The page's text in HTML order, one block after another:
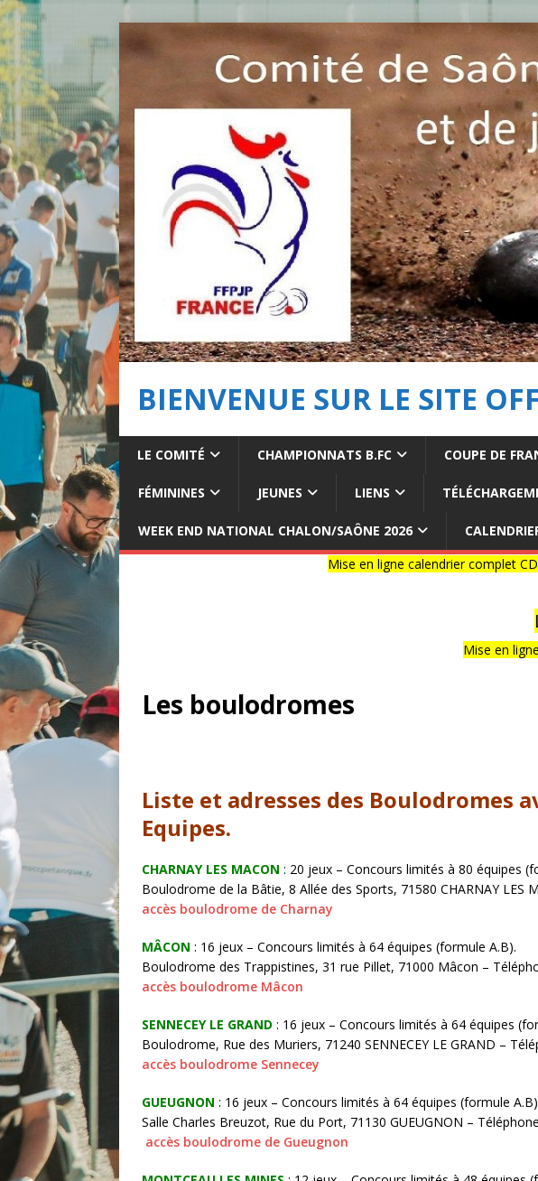
BIENVENUE SUR LE SITE
LE COMITÉ CHAMPIONNATS B.FC COUPE DE
FÉMININES JEUNES LIENS
WEEK END NATIONAL CHALON/SAÔNE 2026
Mise en ligne calendrier complet CD71
La
Mise en ligne
Les boulodromes
Liste et adresses des Boulodromes
Equipes.
CHARNAY LES MACON : 20 jeux – Concours limités à 80 équipes
Boulodrome de la Bâtie, 8 Allée des Sports, 71580 CHARNAY LES
accès boulodrome de Charnay
MÂCON : 16 jeux – Concours limités à 64 équipes (formule A.B).
Boulodrome des Trappistines, 31 rue Pillet, 71000 Mâcon
accès boulodrome Mâcon
SENNECEY LE GRAND : 16 jeux – Concours limités à 64 équipes
Boulodrome, Rue des Muriers, 71240 SENNECEY LE
accès boulodrome Sennecey
GUEUGNON : 16 jeux – Concours limités à 64 équipes (formule
Salle Charles Breuzot, Rue du Port, 71130 GUEUGNON
accès boulodrome de Gueugnon